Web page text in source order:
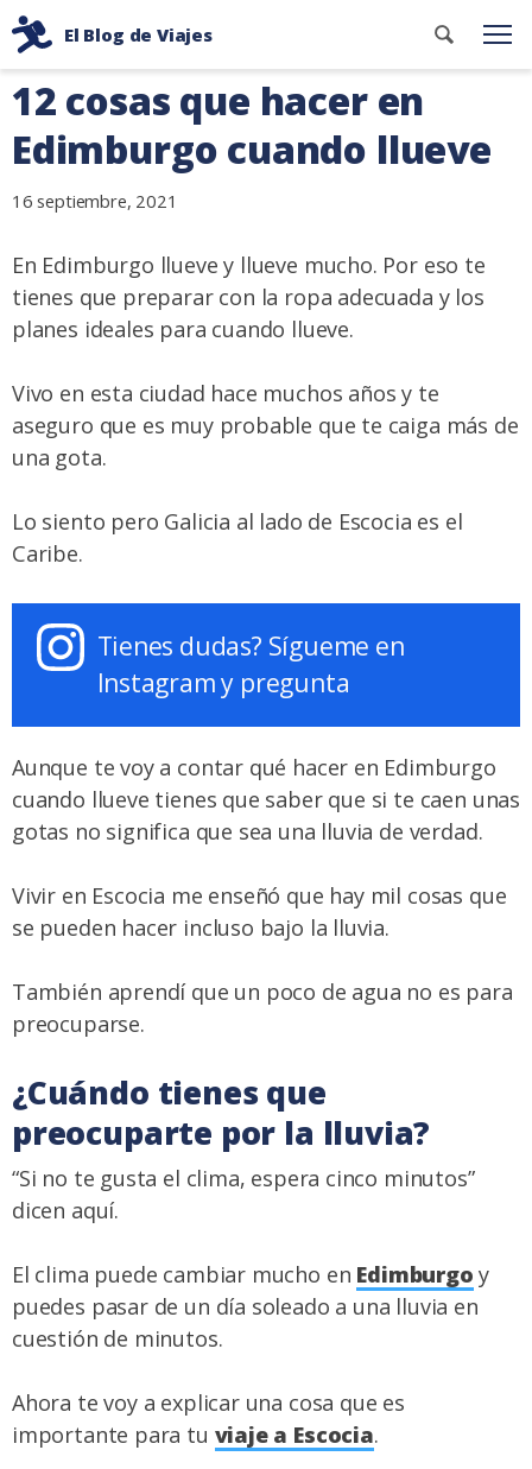
contenido
El Blog de Viajes
Consejos
de
viaje
de
dos
Buscar
12 cosas que hacer en
Edimburgo cuando llueve
16 septiembre, 2021
En Edimburgo llueve y llueve mucho. Por eso te
tienes que preparar con la ropa adecuada y los
planes ideales para cuando llueve.
Vivo en esta ciudad hace muchos años y te
aseguro que es muy probable que te caiga más de
una gota.
Lo siento pero Galicia al lado de Escocia es el
Caribe.
Tienes dudas? Sígueme en
Instagram y pregunta
Aunque te voy a contar qué hacer en Edimburgo
cuando llueve tienes que saber que si te caen unas
gotas no significa que sea una lluvia de verdad.
Vivir en Escocia me enseñó que hay mil cosas que
se pueden hacer incluso bajo la lluvia.
También aprendí que un poco de agua no es para
preocuparse.
¿Cuándo tienes que
preocuparte por la lluvia?
“Si no te gusta el clima, espera cinco minutos”
dicen aquí.
El clima puede cambiar mucho en Edimburgo y
puedes pasar de un día soleado a una lluvia en
cuestión de minutos.
Ahora te voy a explicar una cosa que es
importante para tu viaje a Escocia.